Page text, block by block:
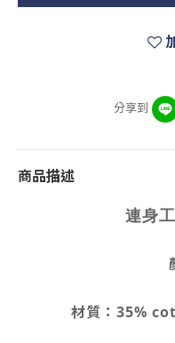
分享到
商品描述
連身
材質：35%